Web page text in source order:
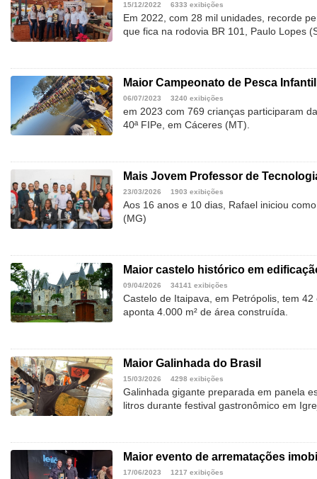
15/12/2022 6333 exibições
Em 2022, com 28 mil unidades, recorde
que fica na rodovia BR 101, Paulo Lopes
Maior Campeonato de Pesca
06/07/2023 3240 exibições
em 2023 com 769 crianças participaram
40ª FIPe, em Cáceres (MT).
Mais Jovem Professor de
23/03/2026 1903 exibições
Aos 16 anos e 10 dias, Rafael iniciou
(MG)
Maior castelo histórico em
09/04/2026 34141 exibições
Castelo de Itaipava, em Petrópolis, tem
aponta 4.000 m² de área construída.
Maior Galinhada do Brasil
15/03/2026 4298 exibições
Galinhada gigante preparada em panela
litros durante festival gastronômico em
Maior evento de arrematações
17/06/2023 1217 exibições